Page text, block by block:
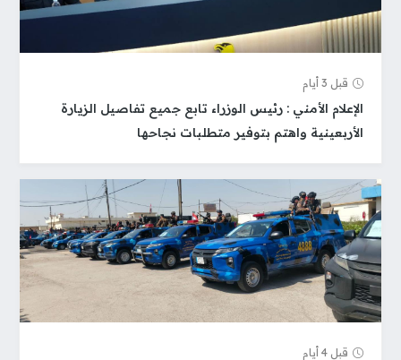
قبل 3 أيام
الإعلام الأمني : رئيس الوزراء تابع جميع تفاصيل الزيارة
الأربعينية واهتم بتوفير متطلبات نجاحها
قبل 4 أيام